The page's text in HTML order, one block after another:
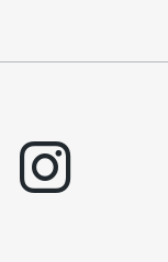
instagram